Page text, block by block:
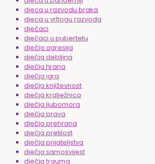
djeca u razvodu braka
djeca u vrtlogu razvoda
dječaci
dječaci u pubertetu
dječja agresija
dječja debljina
dječja hrana
dječja igra
dječja književnost
dječja kralježnica
dječja ljubomora
dječja prava
dječja prehrana
dječja pretilost
dječja prijateljstva
dječja samosvijest
dječja trauma